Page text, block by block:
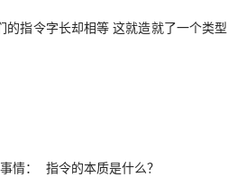
指令字长却相等 这就造就了一个类型
情： 指令的本质是什么？